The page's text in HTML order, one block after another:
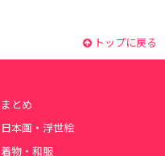
トップに戻る
まとめ
日本画・浮世絵
着物・和服